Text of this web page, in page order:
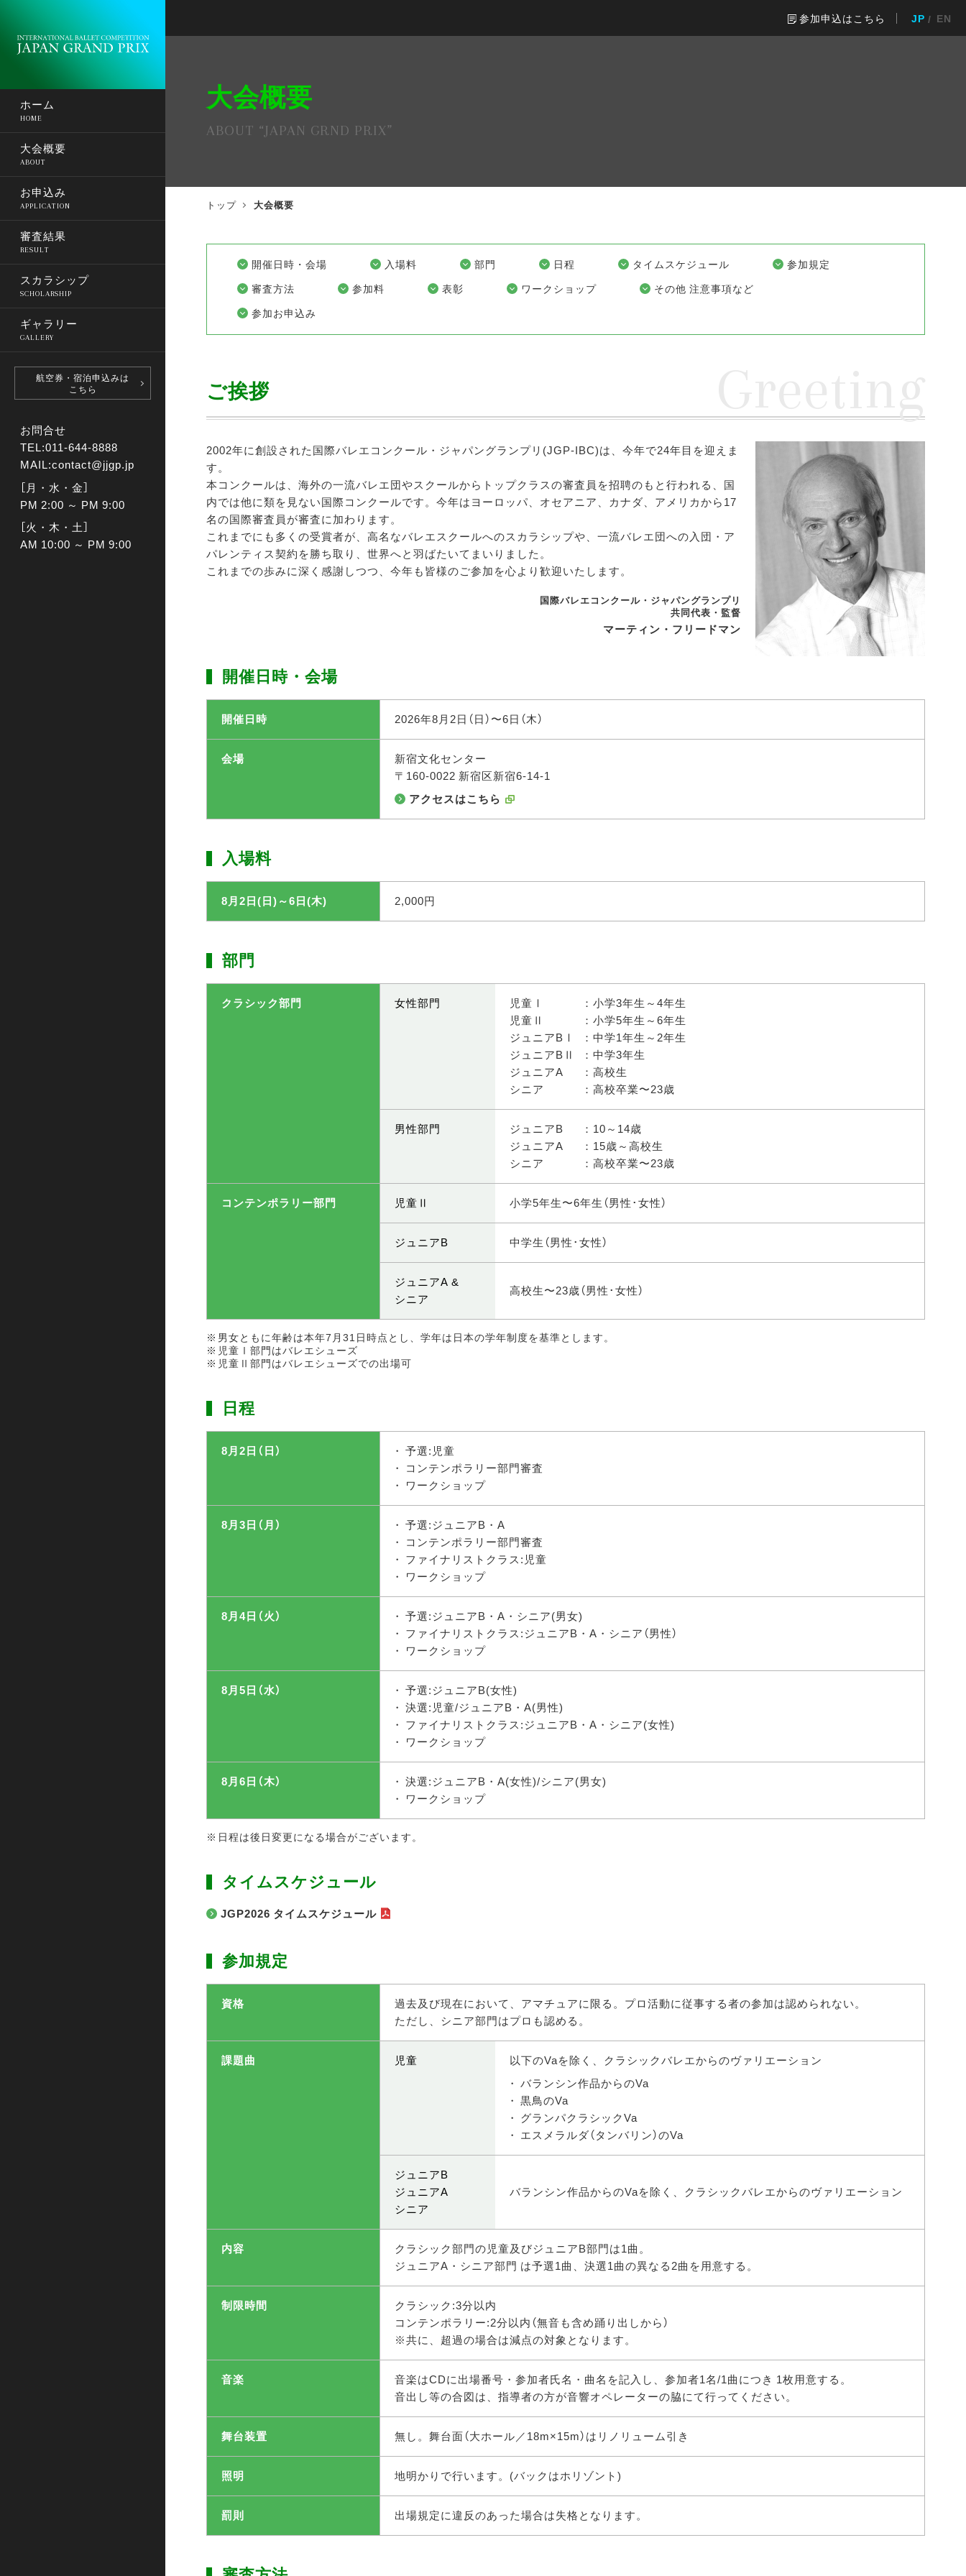
参加申込はこちら JP EN
ホーム
HOME
大会概要
ABOUT
お申込み
APPLICATION
審査結果
RESULT
スカラシップ
SCHOLARSHIP
ギャラリー
GALLERY
航空券・宿泊申込みは
こちら
お問合せ
TEL:011-644-8888
MAIL:contact@jjgp.jp
［月・水・金］
PM 2:00 ～ PM 9:00
［火・木・土］
AM 10:00 ～ PM 9:00
大会概要
ABOUT “JAPAN GRND PRIX”
トップ 大会概要
開催日時・会場 入場料 部門 日程 タイムスケジュール
参加規定
審査方法
参加料 表彰 ワークショップ
その他 注意事項など
参加お申込み
ご挨拶
2002年に創設された国際バレエコンクール・ジャパングランプリ(JGP-IBC)は、今年で24年目を迎えま
す。
本コンクールは、海外の一流バレエ団やスクールからトップクラスの審査員を招聘のもと行われる、国
内では他に類を見ない国際コンクールです。今年はヨーロッパ、オセアニア、カナダ、アメリカから17
名の国際審査員が審査に加わります。
これまでにも多くの受賞者が、高名なバレエスクールへのスカラシップや、一流バレエ団への入団・ア
パレンティス契約を勝ち取り、世界へと羽ばたいてまいりました。
これまでの歩みに深く感謝しつつ、今年も皆様のご参加を心より歓迎いたします。
国際バレエコンクール・ジャパングランプリ
共同代表・監督
マーティン・フリードマン
開催日時・会場
開催日時 2026年8月2日（日）〜6日（木）
会場
新宿文化センター
〒160-0022 新宿区新宿6-14-1
アクセスはこちら
入場料
8月2日(日)～6日(木) 2,000円
部門
クラシック部門 女性部門 児童Ⅰ
：小学3年生～4年生
児童Ⅱ
：小学5年生～6年生
ジュニアBⅠ
：中学1年生～2年生
ジュニアBⅡ
：中学3年生
ジュニアA
：高校生
シニア
：高校卒業〜23歳
男性部門 ジュニアB
：10～14歳
ジュニアA
：15歳～高校生
シニア
：高校卒業〜23歳
コンテンポラリー部門 児童Ⅱ 小学5年生〜6年生（男性･女性）
ジュニアB 中学生（男性･女性）
ジュニアA &
シニア
高校生〜23歳（男性･女性）
男女ともに年齢は本年7月31日時点とし、学年は日本の学年制度を基準とします。
児童Ⅰ部門はバレエシューズ
児童Ⅱ部門はバレエシューズでの出場可
日程
8月2日（日）
予選:児童
コンテンポラリー部門審査
ワークショップ
8月3日（月）
予選:ジュニアB・A
コンテンポラリー部門審査
ファイナリストクラス:児童
ワークショップ
8月4日（火）
予選:ジュニアB・A・シニア(男女)
ファイナリストクラス:ジュニアB・A・シニア（男性）
ワークショップ
8月5日（水）
予選:ジュニアB(女性)
決選:児童/ジュニアB・A(男性)
ファイナリストクラス:ジュニアB・A・シニア(女性)
ワークショップ
8月6日（木）
決選:ジュニアB・A(女性)/シニア(男女)
ワークショップ
日程は後日変更になる場合がございます。
タイムスケジュール
JGP2026 タイムスケジュール
参加規定
資格
過去及び現在において、アマチュアに限る。プロ活動に従事する者の参加は認められない。
ただし、シニア部門はプロも認める。
課題曲 児童
以下のVaを除く、クラシックバレエからのヴァリエーション
バランシン作品からのVa
黒鳥のVa
グランパクラシックVa
エスメラルダ（タンバリン）のVa
ジュニアB
ジュニアA
シニア
バランシン作品からのVaを除く、クラシックバレエからのヴァリエーション
内容
クラシック部門の児童及びジュニアB部門は1曲。
ジュニアA・シニア部門 は予選1曲、決選1曲の異なる2曲を用意する。
制限時間
クラシック:3分以内
コンテンポラリー:2分以内（無音も含め踊り出しから）
※共に、超過の場合は減点の対象となります。
音楽
音楽はCDに出場番号・参加者氏名・曲名を記入し、参加者1名/1曲につき 1枚用意する。
音出し等の合図は、指導者の方が音響オペレーターの脇にて行ってください。
舞台装置 無し。舞台面（大ホール／18m×15m）はリノリューム引き
照明 地明かりで行います。(バックはホリゾント)
罰則 出場規定に違反のあった場合は失格となります。